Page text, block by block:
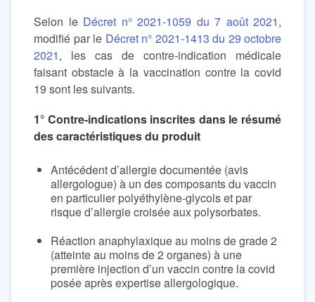
Selon le Décret n° 2021-1059 du 7 août 2021,
modifié par le Décret n° 2021-1413 du 29 octobre
2021, les cas de contre-indication médicale
faisant obstacle à la vaccination contre la covid
19 sont les suivants.
1° Contre-indications inscrites dans le résumé
des caractéristiques du produit
Antécédent d’allergie documentée (avis
allergologue) à un des composants du vaccin
en particulier polyéthylène-glycols et par
risque d’allergie croisée aux polysorbates.
Réaction anaphylaxique au moins de grade 2
(atteinte au moins de 2 organes) à une
première injection d’un vaccin contre la covid
posée après expertise allergologique.